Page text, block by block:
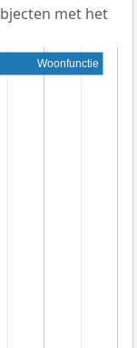
met het
Woonfunctie